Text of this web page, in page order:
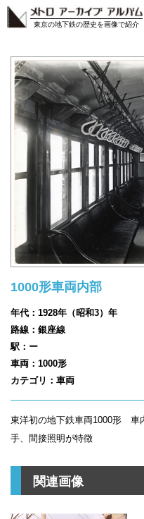
東京の地下鉄の歴史を画像で紹介
1000形車両内部
年代：1928年（昭和3）年
路線：銀座線
駅：ー
車両：1000形
カテゴリ：車両
東洋初の地下鉄車両1000形 車
手、間接照明が特徴
関連画像